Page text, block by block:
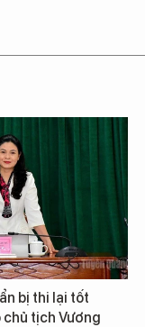
bị thi lại tốt
chủ tịch Vương